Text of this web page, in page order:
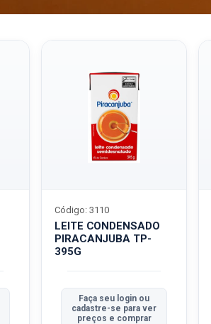
LEITE CONDENSADO
PIRACANJUBA TP-
395G
Código: 3110
Faça seu login ou
cadastre-se para ver
preços e comprar